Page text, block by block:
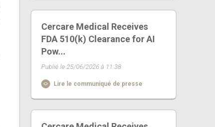
Cercare Medical Receives
FDA 510(k) Clearance for AI
Pow...
Publié le 25/06/2026 à 11:38
Lire le communiqué de presse